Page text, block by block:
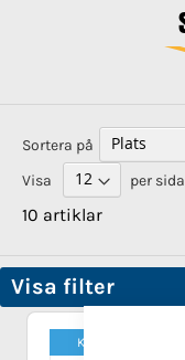
10 artiklar
Sortera på
Visa per sida
Kampanj!
Visa filter